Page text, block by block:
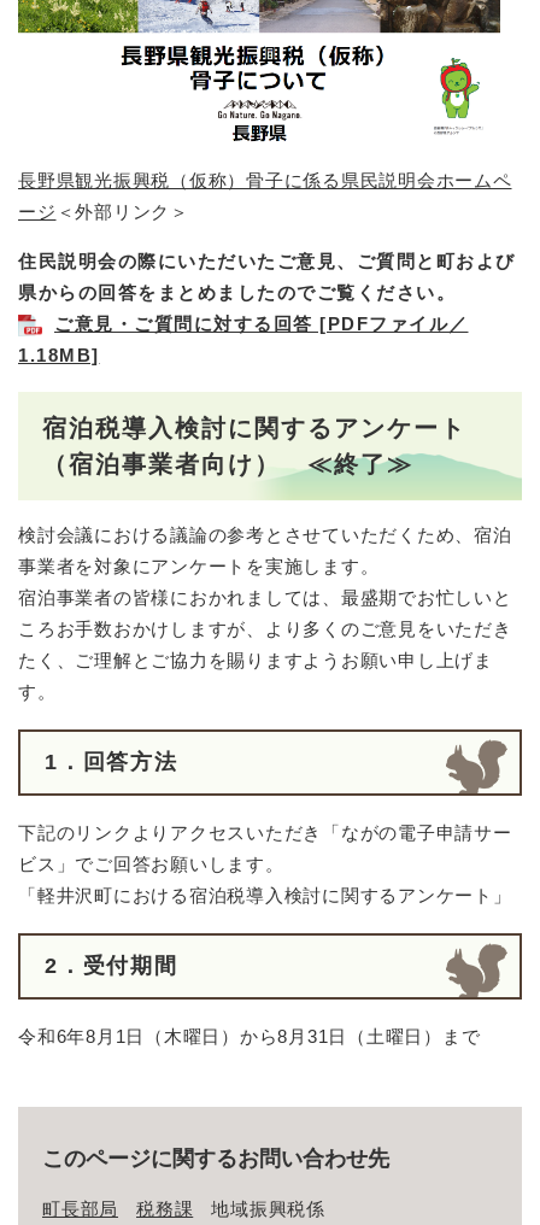
長野県観光振興税（仮称）骨子に係る県民説明会ホームペ
ージ ＜外部リンク＞
住民説明会の際にいただいたご意見、ご質問と町および
県からの回答をまとめましたのでご覧ください。
ご意見・ご質問に対する回答 [PDFファイル／
1.18MB]
宿泊税導入検討に関するアンケート
（宿泊事業者向け） ≪終了≫
検討会議における議論の参考とさせていただくため、宿泊
事業者を対象にアンケートを実施します。
宿泊事業者の皆様におかれましては、最盛期でお忙しいと
ころお手数おかけしますが、より多くのご意見をいただき
たく、ご理解とご協力を賜りますようお願い申し上げま
す。
1．回答方法
下記のリンクよりアクセスいただき「ながの電子申請サー
ビス」でご回答お願いします。
「軽井沢町における宿泊税導入検討に関するアンケート」
2．受付期間
令和6年8月1日（木曜日）から8月31日（土曜日）まで
このページに関するお問い合わせ先
町長部局 税務課 地域振興税係